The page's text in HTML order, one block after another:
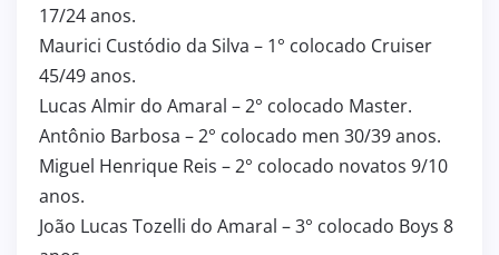
17/24 anos.
Maurici Custódio da Silva – 1° colocado Cruiser
45/49 anos.
Lucas Almir do Amaral – 2° colocado Master.
Antônio Barbosa – 2° colocado men 30/39 anos.
Miguel Henrique Reis – 2° colocado novatos 9/10
anos.
João Lucas Tozelli do Amaral – 3° colocado Boys 8